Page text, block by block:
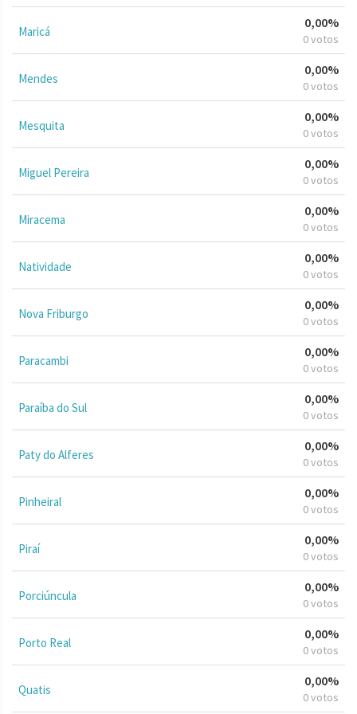
Maricá
0,00%
0 votos
Mendes
0,00%
0 votos
Mesquita
0,00%
0 votos
Miguel Pereira
0,00%
0 votos
Miracema
0,00%
0 votos
Natividade
0,00%
0 votos
Nova Friburgo
0,00%
0 votos
Paracambi
0,00%
0 votos
Paraíba do Sul
0,00%
0 votos
Paty do Alferes
0,00%
0 votos
Pinheiral
0,00%
0 votos
Piraí
0,00%
0 votos
Porciúncula
0,00%
0 votos
Porto Real
0,00%
0 votos
Quatis
0,00%
0 votos